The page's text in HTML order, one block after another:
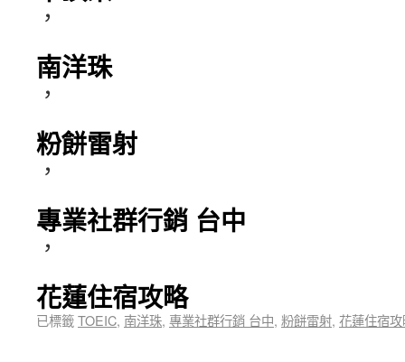
，
南洋珠
，
粉餅雷射
，
專業社群行銷 台中
，
花蓮住宿攻略
已標籤TOEIC, 南洋珠, 專業社群行銷 台中, 粉餅雷射, 花蓮住宿